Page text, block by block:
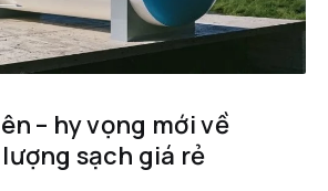
– hy vọng mới về
sạch giá rẻ